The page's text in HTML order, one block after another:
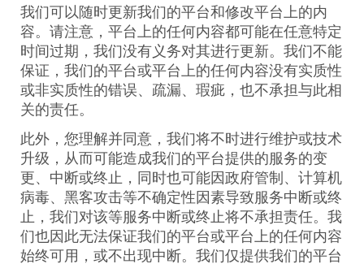
我们可以随时更新我们的平台和修改平台上的内
容。请注意，平台上的任何内容都可能在任意特定
时间过期，我们没有义务对其进行更新。我们不能
保证，我们的平台或平台上的任何内容没有实质性
或非实质性的错误、疏漏、瑕疵，也不承担与此相
关的责任。
此外，您理解并同意，我们将不时进行维护或技术
升级，从而可能造成我们的平台提供的服务的变
更、中断或终止，同时也可能因政府管制、计算机
病毒、黑客攻击等不确定性因素导致服务中断或终
止，我们对该等服务中断或终止将不承担责任。我
们也因此无法保证我们的平台或平台上的任何内容
始终可用，或不出现中断。我们仅提供我们的平台